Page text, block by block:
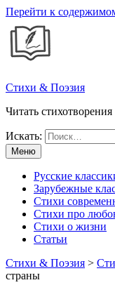
Перейти к
Стихи & Поэзия
Читать
Искать:
Меню
Русские
Зарубежные
Стихи
Стихи про
Стихи о жизни
Статьи
Стихи & Поэзия >
страны